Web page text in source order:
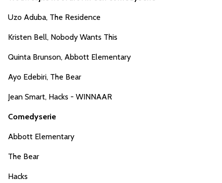
Uzo Aduba, The Residence
Kristen Bell, Nobody Wants This
Quinta Brunson, Abbott Elementary
Ayo Edebiri, The Bear
Jean Smart, Hacks - WINNAAR
Comedyserie
Abbott Elementary
The Bear
Hacks